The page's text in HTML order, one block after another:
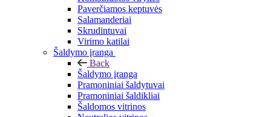
Paverčiamos keptuvės
Salamanderiai
Skrudintuvai
Virimo katilai
Šaldymo įranga
Back
Šaldymo įranga
Pramoniniai šaldytuvai
Pramoniniai šaldikliai
Šaldomos vitrinos